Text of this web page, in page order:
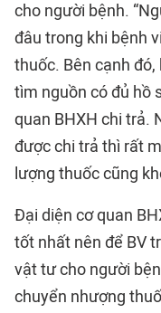
cho người bệnh.
đâu trong khi bệnh
thuốc. Bên cạnh
tìm nguồn có đủ hồ
quan BHXH chi trả.
được chi trả thì rất
lượng thuốc cũng
Đại diện cơ quan
tốt nhất nên để BV
vật tư cho người
chuyển nhượng